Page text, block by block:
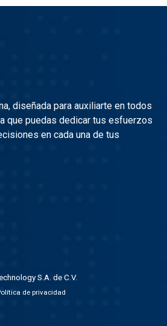
diseñada para auxiliarte en todos
que puedas dedicar tus esfuerzos
en cada una de tus
S.A. de C.V.
de privacidad